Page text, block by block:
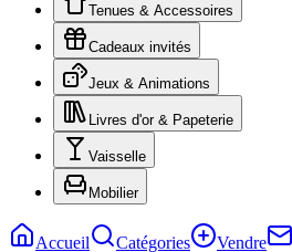
Tenues & Accessoires
Cadeaux invités
Jeux & Animations
Livres d'or & Papeterie
Vaisselle
Mobilier
Accueil Catégories Vendre